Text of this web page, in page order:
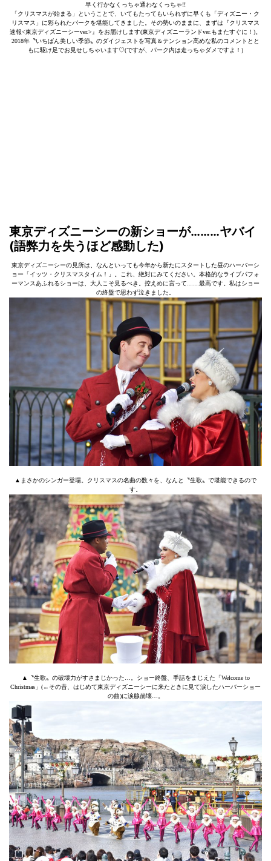
早く行かなくっちゃ通わなくっちゃ!!
「クリスマスが始まる」ということで、いてもたってもいられずに早くも「ディズニー・ク
リスマス」に彩られたパークを堪能してきました。その勢いのままに、まずは『クリスマス
速報<東京ディズニーシーver.>』をお届けします(東京ディズニーランドver.もまたすぐに！)。
2018年〝いちばん美しい季節〟のダイジェストを写真＆テンション高めな私のコメントとと
もに駆け足でお見せしちゃいます♡(ですが、パーク内は走っちゃダメですよ！)
東京ディズニーシーの新ショーが………ヤバイ
(語弊力を失うほど感動した)
東京ディズニーシーの見所は、なんといっても今年から新たにスタートした昼のハーバーシ
ョー「イッツ・クリスマスタイム！」。これ、絶対にみてください。本格的なライブパフォ
ーマンスあふれるショーは、大人こそ見るべき。控えめに言って……最高です。私はショー
の終盤で思わず泣きました。
▲まさかのシンガー登場。クリスマスの名曲の数々を、なんと〝生歌〟で堪能できるので
す。
▲〝生歌〟の破壊力がすさまじかった…。ショー終盤、手話をまじえた「Welcome to
Christmas」(←その昔、はじめて東京ディズニーシーに来たときに見て涙したハーバーショー
の曲)に涙腺崩壊…。